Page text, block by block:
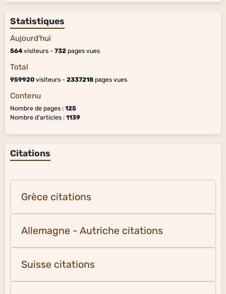
Statistiques
Aujourd'hui
564 visiteurs - 732 pages vues
Total
959920 visiteurs - 2337218 pages vues
Contenu
Nombre de pages : 125
Nombre d'articles : 1139
Citations
Grèce citations
Allemagne - Autriche citations
Suisse citations